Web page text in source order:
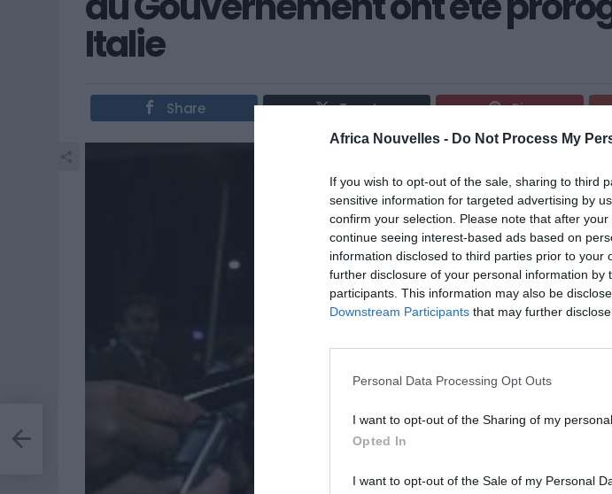
Africa Nouvelles - Do Not Process My
If you wish to opt-out of the sale, sharing to third
sensitive information for targeted advertising by
confirm your selection. Please note that after
continue seeing interest-based ads based on
information disclosed to third parties prior to
further disclosure of your personal information by
participants. This information may also be
Downstream Participants that may further
Personal Data Processing Opt Outs
I want to opt-out of the Sharing of my personal
Opted In
I want to opt-out of the Sale of my Personal
Italie
Share Tweet Pin